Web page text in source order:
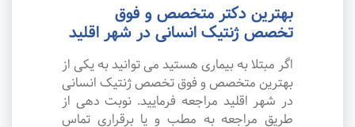
بهترین دکتر متخصص و فوق
تخصص ژنتیک انسانی در شهر اقلید
اگر مبتلا به بیماری هستید می توانید به یکی از
بهترین متخصص و فوق تخصص ژنتیک انسانی
در شهر اقلید مراجعه فرمایید. نوبت دهی از
طریق مراجعه به مطب و یا برقراری تماس